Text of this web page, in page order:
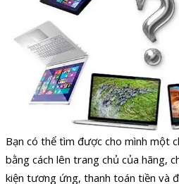
Bạn có thể tìm được cho mình một
bằng cách lên trang chủ của hãng,
kiện tương ứng, thanh toán tiền và